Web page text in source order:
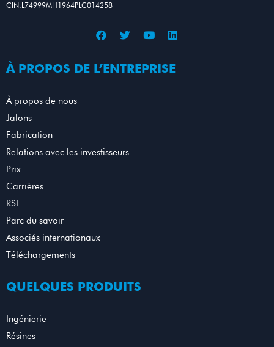
CIN:L74999MH1964PLC014258
À PROPOS DE L’ENTREPRISE
À propos de nous
Jalons
Fabrication
Relations avec les investisseurs
Prix
Carrières
RSE
Parc du savoir
Associés internationaux
Téléchargements
QUELQUES PRODUITS
Ingénierie
Résines